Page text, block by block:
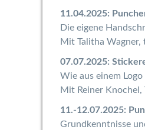
11.04.2025:
Die eigene
Mit Talitha Wagner,
07.07.2025:
Wie aus einem
Mit Reiner Knochel,
11.-12.07.2025:
Grundkenntnisse